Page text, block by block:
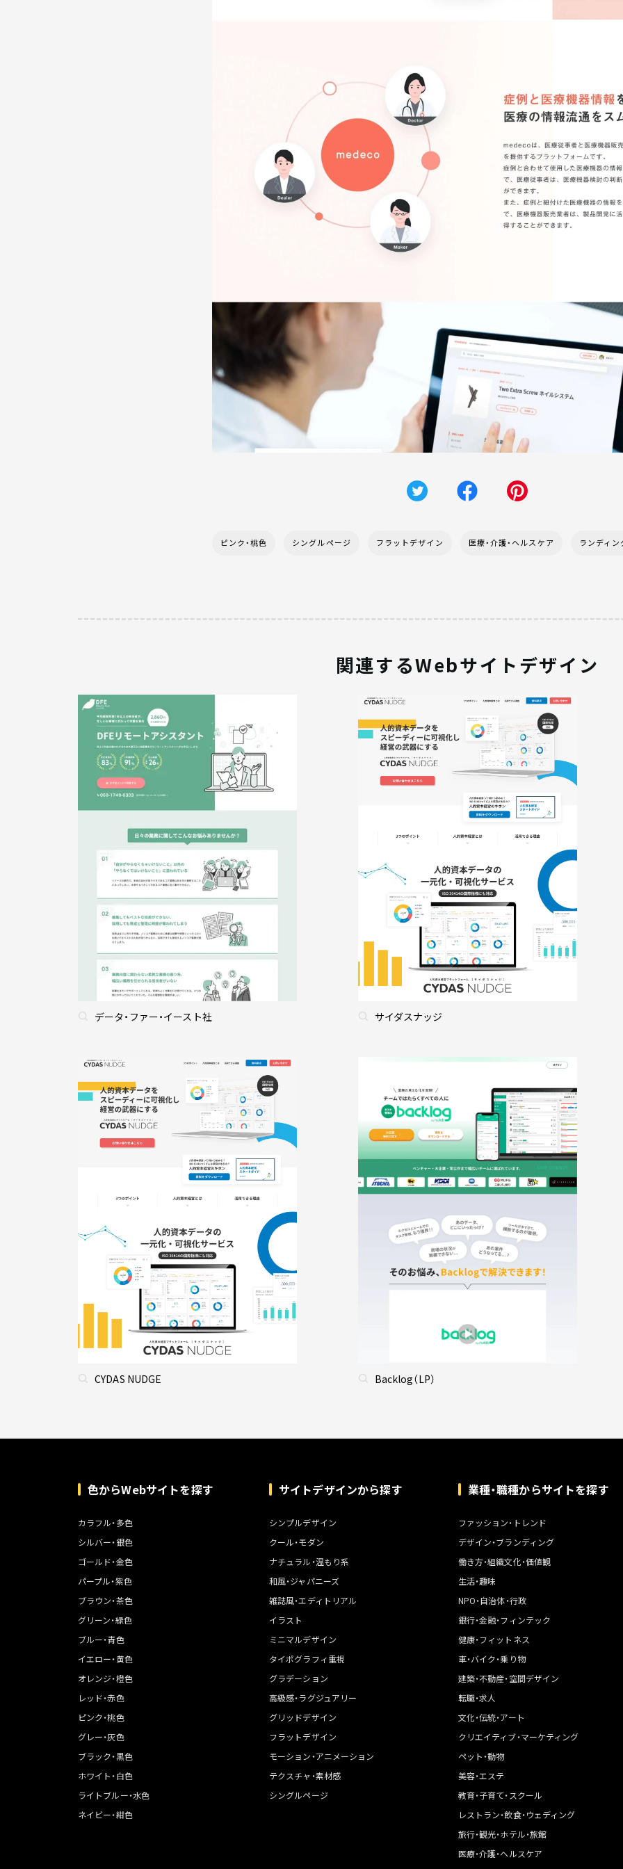
ピンク・桃色 シングルページ フラットデザイン 医療・介護・ヘルスケア ランディ
関連するWebサイトデザイン
データ・ファー・イースト社 サイダスナッジ
CYDAS NUDGE Backlog（LP）
色からWebサイトを探す
カラフル・多色
シルバー・銀色
ゴールド・金色
パープル・紫色
ブラウン・茶色
グリーン・緑色
ブルー・青色
イエロー・黄色
オレンジ・橙色
レッド・赤色
ピンク・桃色
グレー・灰色
ブラック・黒色
ホワイト・白色
ライトブルー・水色
ネイビー・紺色
サイトデザインから探す
シンプルデザイン
クール・モダン
ナチュラル・温もり系
和風・ジャパニーズ
雑誌風・エディトリアル
イラスト
ミニマルデザイン
タイポグラフィ重視
グラデーション
高級感・ラグジュアリー
グリッドデザイン
フラットデザイン
モーション・アニメーション
テクスチャ・素材感
シングルページ
業種・職種からサイトを探す
ファッション・トレンド
デザイン・ブランディング
働き方・組織文化・価値観
生活・趣味
NPO・自治体・行政
銀行・金融・フィンテック
健康・フィットネス
車・バイク・乗り物
建築・不動産・空間デザイン
転職・求人
文化・伝統・アート
クリエイティブ・マーケティング
ペット・動物
美容・エステ
教育・子育て・スクール
レストラン・飲食・ウェディング
旅行・観光・ホテル・旅館
医療・介護・ヘルスケア